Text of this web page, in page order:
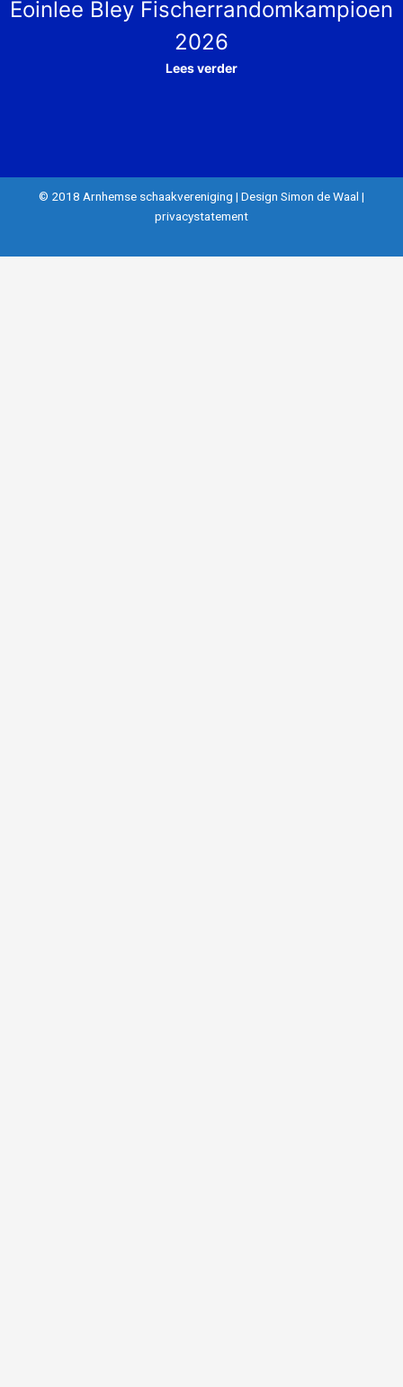
Eoinlee Bley Fischerrandomkampioen
2026
Lees verder
© 2018 Arnhemse schaakvereniging | Design Simon de Waal |
privacystatement